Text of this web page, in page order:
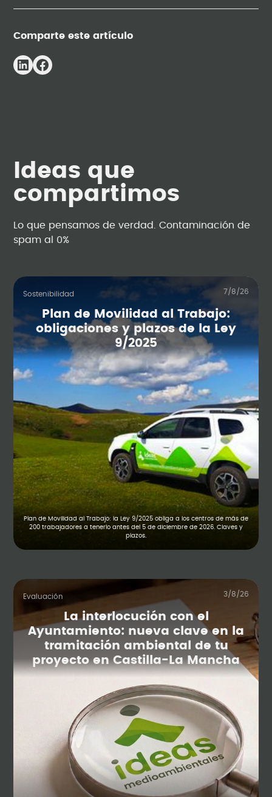
Comparte este artículo
Ideas que
compartimos
Lo que pensamos de verdad. Contaminación de
spam al 0%
Sostenibilidad 7/8/26
Plan de Movilidad al Trabajo:
obligaciones y plazos de la Ley
9/2025
Plan de Movilidad al Trabajo: la Ley 9/2025 obliga a los centros de más de
200 trabajadores a tenerlo antes del 5 de diciembre de 2026. Claves y
plazos.
Evaluación 3/8/26
La interlocución con el
Ayuntamiento: nueva clave en la
tramitación ambiental de tu
proyecto en Castilla-La Mancha